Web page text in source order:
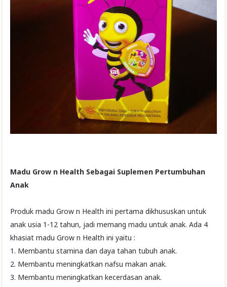
Madu Grow n Health Sebagai Suplemen Pertumbuhan
Anak
Produk madu Grow n Health ini pertama dikhususkan untuk
anak usia 1-12 tahun, jadi memang madu untuk anak. Ada 4
khasiat madu Grow n Health ini yaitu :
1. Membantu stamina dan daya tahan tubuh anak.
2. Membantu meningkatkan nafsu makan anak.
3. Membantu meningkatkan kecerdasan anak.